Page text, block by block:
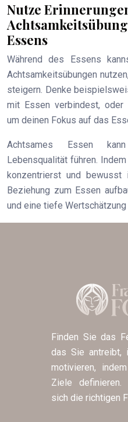
Nutze
Essens
Während des Essens
Achtsamkeitsübungen
steigern. Denke
mit Essen verbindest, oder
um deinen Fokus auf das
Achtsames Essen
Lebensqualität führen.
konzentrierst und
Beziehung zum Essen
und eine tiefe
Finden Sie das
das Sie antreibt,
motivieren,
Ziele
sich die richtigen